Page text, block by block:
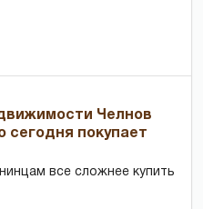
Челнов
сегодня покупает
все сложнее купить